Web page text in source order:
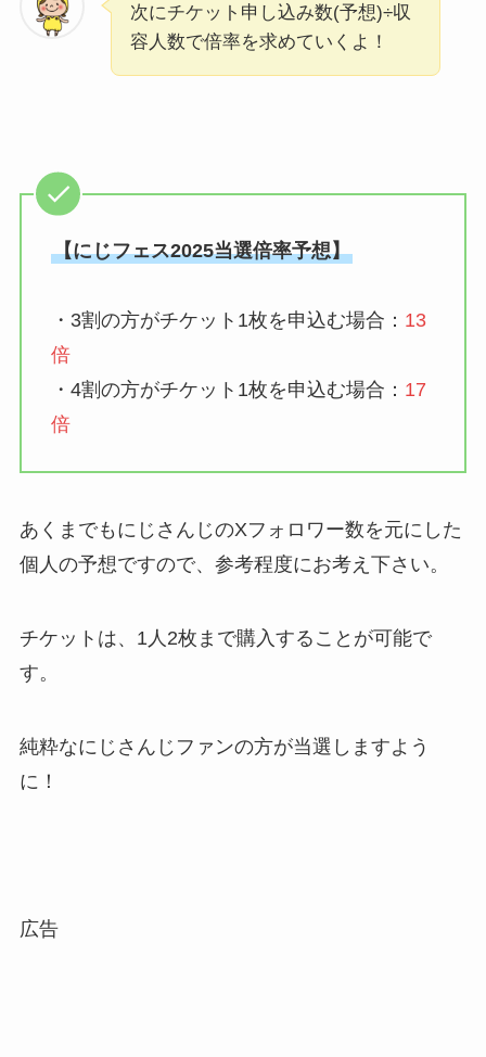
次にチケット申し込み数(予想)÷収
容人数で倍率を求めていくよ！
【にじフェス2025当選倍率予想】
・3割の方がチケット1枚を申込む場合： 13
倍
・4割の方がチケット1枚を申込む場合： 17
倍
あくまでもにじさんじのXフォロワー数を元にした
個人の予想ですので、参考程度にお考え下さい。
チケットは、1人2枚まで購入することが可能で
す。
純粋なにじさんじファンの方が当選しますよう
に！
広告